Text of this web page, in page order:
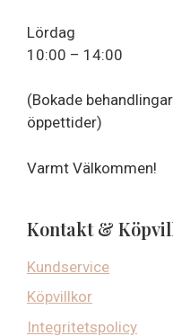
Lördag
10:00 – 14:00
(Bokade
öppettider)
Varmt Välkommen!
Kontakt &
Kundservice
Köpvillkor
Integritetspolicy